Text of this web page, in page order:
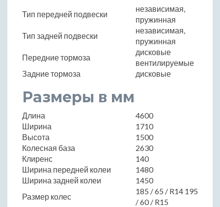
Тип передней подвески
независимая,
пружинная
Тип задней подвески
независимая,
пружинная
Передние тормоза
дисковые
вентилируемые
Задние тормоза
дисковые
Размеры в мм
Длина
4600
Ширина
1710
Высота
1500
Колесная база
2630
Клиренс
140
Ширина передней колеи
1480
Ширина задней колеи
1450
Размер колес
185 / 65 / R14 195
/ 60 / R15